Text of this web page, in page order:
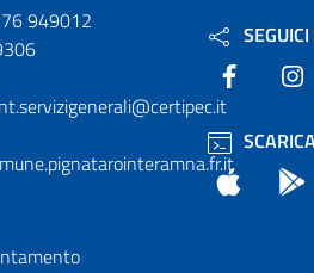
949012
Facebook
App Store